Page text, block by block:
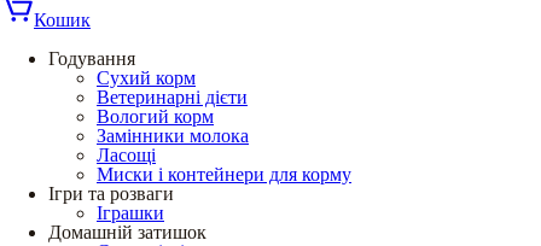
Кошик
Годування
Сухий корм
Ветеринарні дієти
Вологий корм
Замінники молока
Ласощі
Миски і контейнери для корму
Ігри та розваги
Іграшки
Домашній затишок